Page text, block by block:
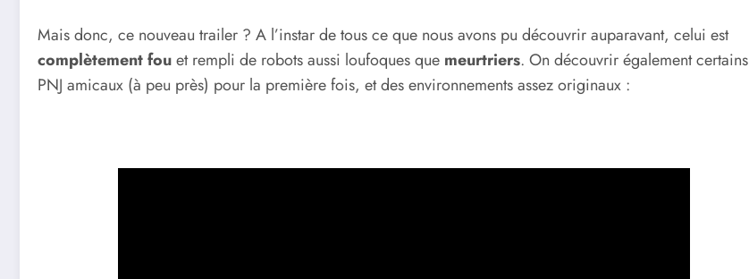
Mais donc, ce nouveau trailer ? A l’instar de tous ce que nous avons pu découvrir auparavant, celui est
complètementfouet rempli de robots aussi loufoques que meurtriers. On découvrir également certains
PNJ amicaux (à peu près) pour la première fois, et des environnements assez originaux :